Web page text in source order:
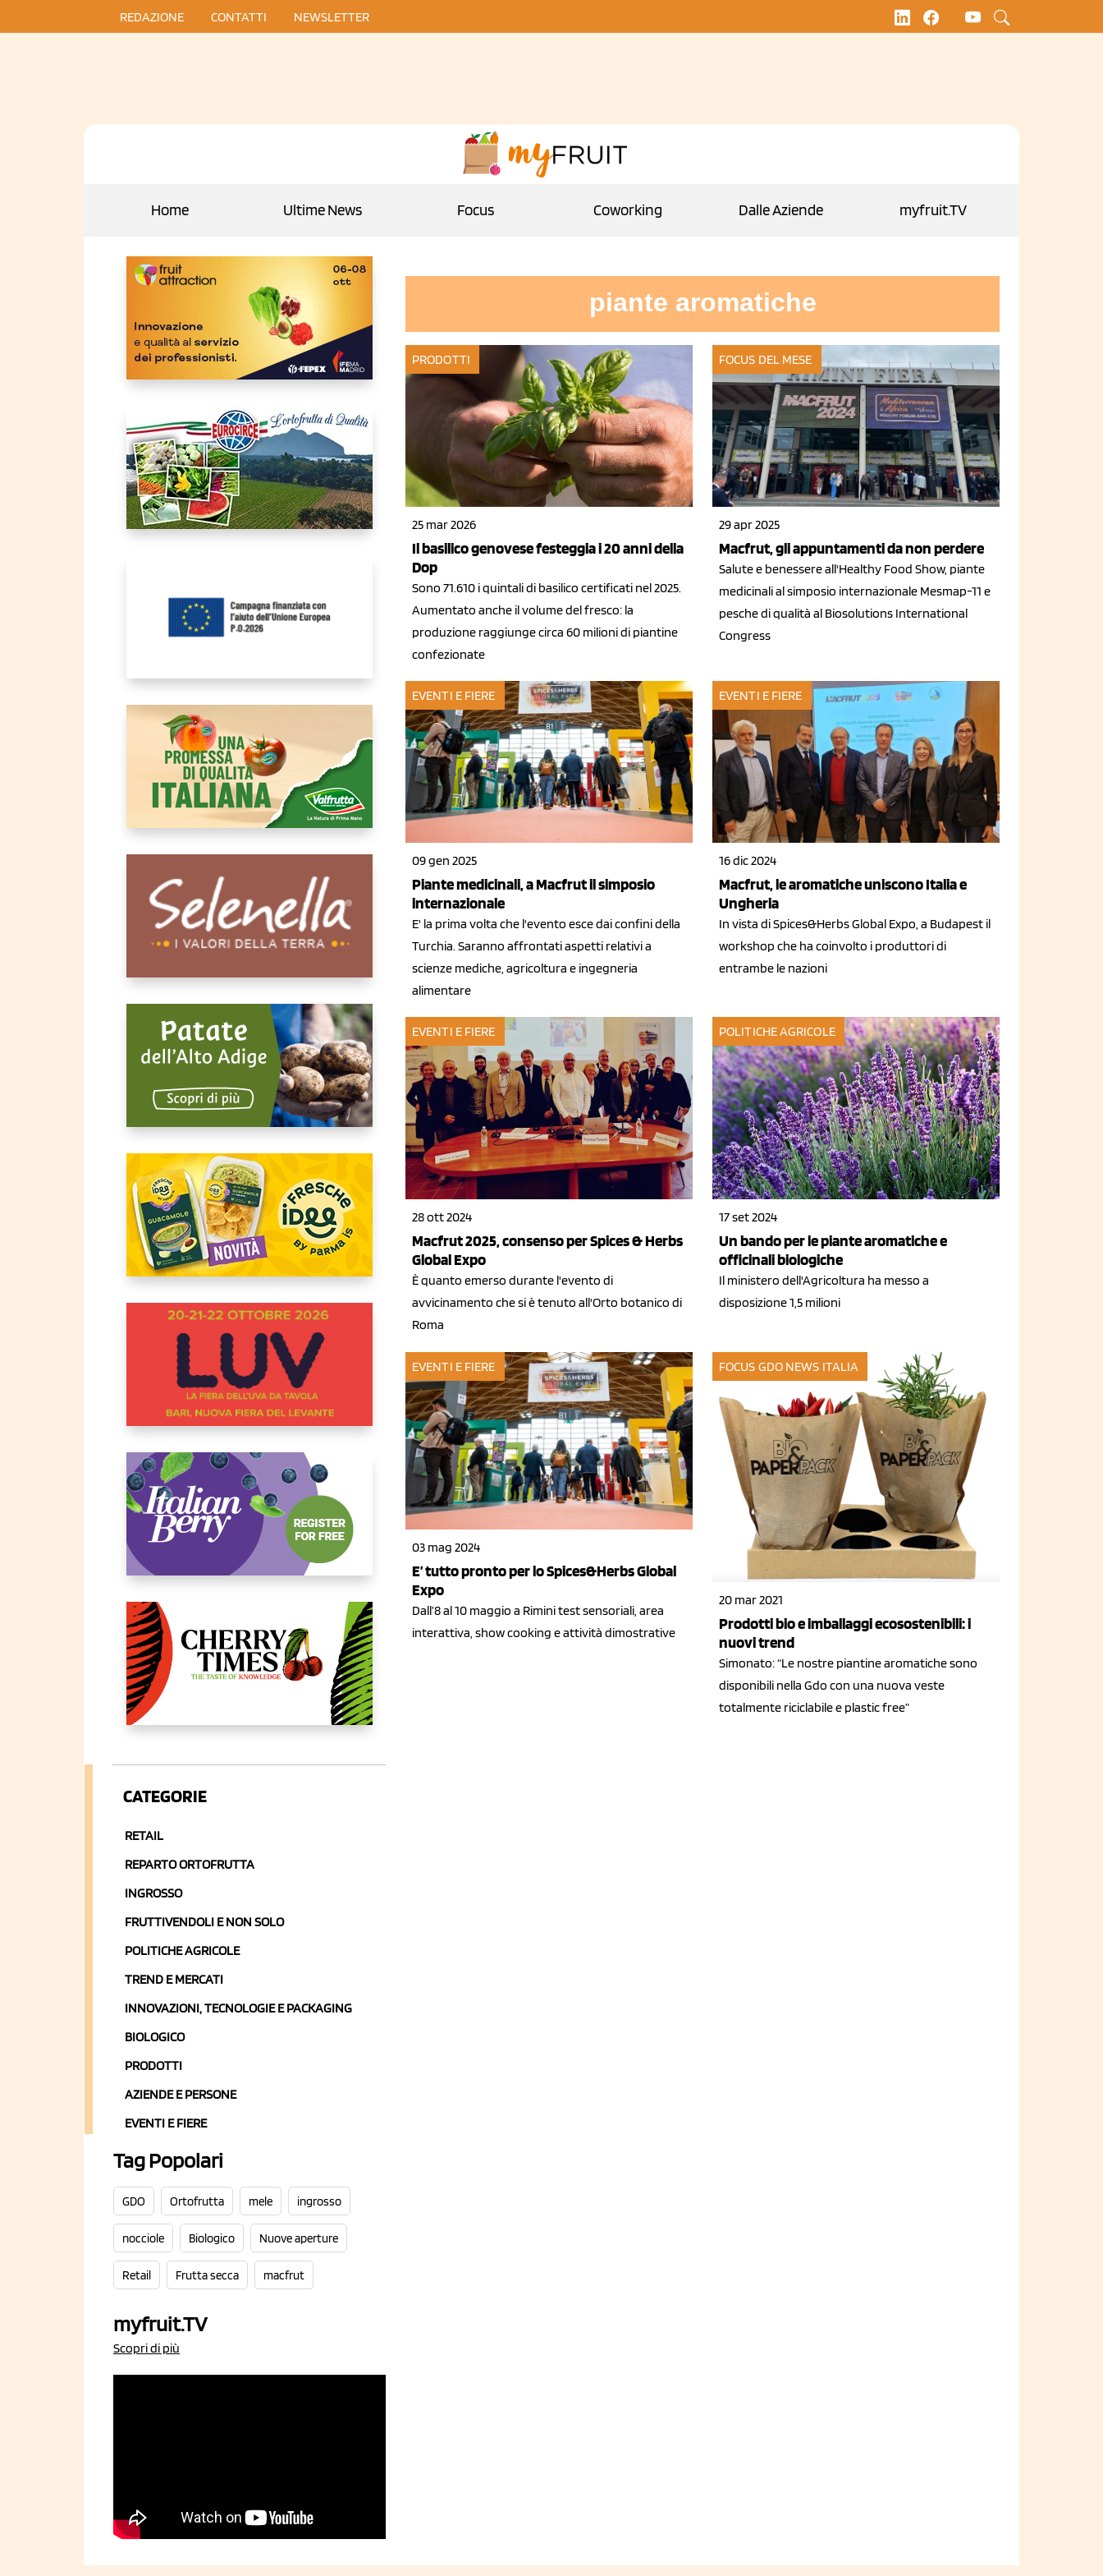
REDAZIONE CONTATTI NEWSLETTER
Home Ultime News Focus Coworking Dalle Aziende myfruit.TV
CATEGORIE
RETAIL
REPARTO ORTOFRUTTA
INGROSSO
FRUTTIVENDOLI E NON SOLO
POLITICHE AGRICOLE
TREND E MERCATI
INNOVAZIONI, TECNOLOGIE E PACKAGING
BIOLOGICO
PRODOTTI
AZIENDE E PERSONE
EVENTI E FIERE
Tag Popolari
GDO Ortofrutta mele ingrosso
nocciole Biologico Nuove aperture
Retail Frutta secca macfrut
myfruit.TV
Scopri di più
piante aromatiche
PRODOTTI
25 mar 2026
Il basilico genovese festeggia i 20 anni della
Dop
Sono 71.610 i quintali di basilico certificati nel 2025.
Aumentato anche il volume del fresco: la
produzione raggiunge circa 60 milioni di piantine
confezionate
FOCUS DEL MESE
29 apr 2025
Macfrut, gli appuntamenti da non perdere
Salute e benessere all'Healthy Food Show, piante
medicinali al simposio internazionale Mesmap-11 e
pesche di qualità al Biosolutions International
Congress
EVENTI E FIERE
09 gen 2025
Piante medicinali, a Macfrut il simposio
internazionale
E' la prima volta che l'evento esce dai confini della
Turchia. Saranno affrontati aspetti relativi a
scienze mediche, agricoltura e ingegneria
alimentare
EVENTI E FIERE
16 dic 2024
Macfrut, le aromatiche uniscono Italia e
Ungheria
In vista di Spices&Herbs Global Expo, a Budapest il
workshop che ha coinvolto i produttori di
entrambe le nazioni
EVENTI E FIERE
28 ott 2024
Macfrut 2025, consenso per Spices & Herbs
Global Expo
È quanto emerso durante l'evento di
avvicinamento che si è tenuto all'Orto botanico di
Roma
POLITICHE AGRICOLE
17 set 2024
Un bando per le piante aromatiche e
officinali biologiche
Il ministero dell'Agricoltura ha messo a
disposizione 1,5 milioni
EVENTI E FIERE
03 mag 2024
E’ tutto pronto per lo Spices&Herbs Global
Expo
Dall’8 al 10 maggio a Rimini test sensoriali, area
interattiva, show cooking e attività dimostrative
FOCUS GDO NEWS ITALIA
20 mar 2021
Prodotti bio e imballaggi ecosostenibili: i
nuovi trend
Simonato: “Le nostre piantine aromatiche sono
disponibili nella Gdo con una nuova veste
totalmente riciclabile e plastic free”